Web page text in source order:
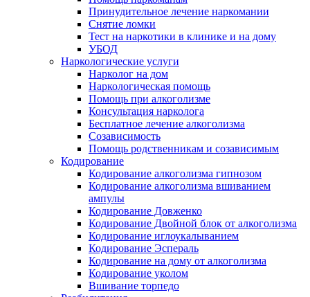
Принудительное лечение наркомании
Снятие ломки
Тест на наркотики в клинике и на дому
УБОД
Наркологические услуги
Нарколог на дом
Наркологическая помощь
Помощь при алкоголизме
Консультация нарколога
Бесплатное лечение алкоголизма
Созависимость
Помощь родственникам и созависимым
Кодирование
Кодирование алкоголизма гипнозом
Кодирование алкоголизма вшиванием
ампулы
Кодирование Довженко
Кодирование Двойной блок от алкоголизма
Кодирование иглоукалыванием
Кодирование Эспераль
Кодирование на дому от алкоголизма
Кодирование уколом
Вшивание торпедо